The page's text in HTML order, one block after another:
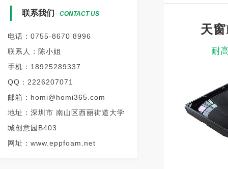
联系我们 CONTACT US
电话：0755-8670 8996
联系人：陈小姐
手机：18925289337
QQ：2226207071
邮箱：homi@homi365.com
地址：深圳市 南山区西丽街道大学
城创意园B403
网址：www.eppfoam.net
天
耐